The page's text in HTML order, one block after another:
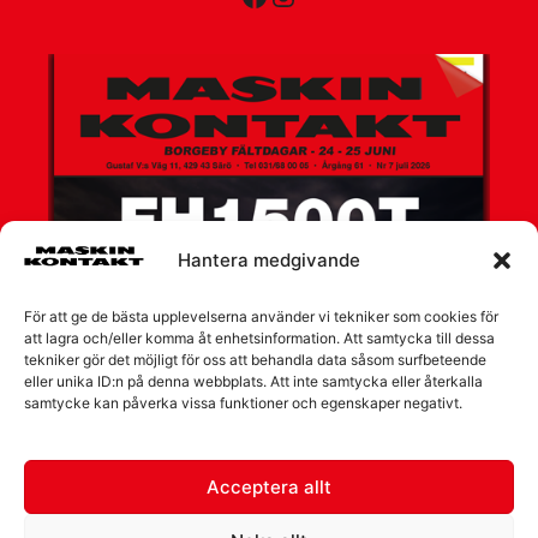
Hantera medgivande
För att ge de bästa upplevelserna använder vi tekniker som cookies för
att lagra och/eller komma åt enhetsinformation. Att samtycka till dessa
tekniker gör det möjligt för oss att behandla data såsom surfbeteende
eller unika ID:n på denna webbplats. Att inte samtycka eller återkalla
samtycke kan påverka vissa funktioner och egenskaper negativt.
Acceptera allt